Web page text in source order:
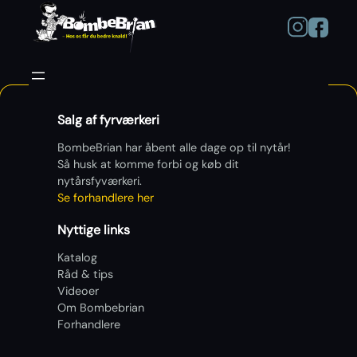
Salg af fyrværkeri
BombeBrian har åbent alle dage op til nytår!
Så husk at komme forbi og køb dit
nytårsfyværkeri.
Se forhandlere her
Nyttige links
Katalog
Råd & tips
Videoer
Om Bombebrian
Forhandlere